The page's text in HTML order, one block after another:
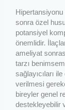
sonra özel
potansiyel
önemlidir.
ameliyat
tarzı
sağlayıcıları
verilmesi
bireyler genel
destekleyebilir